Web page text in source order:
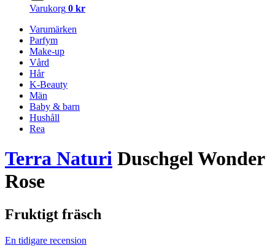
Varukorg 0 kr
Varumärken
Parfym
Make-up
Vård
Hår
K-Beauty
Män
Baby & barn
Hushåll
Rea
Terra Naturi Duschgel Wonder
Rose
Fruktigt fräsch
En tidigare recension